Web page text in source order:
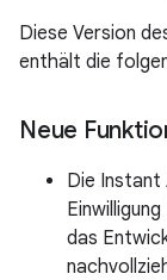
Diese Version
enthält die
Neue
Die Instant
das